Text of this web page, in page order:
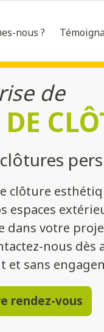
nous ?
de
clôture
espaces
dans votre
nous
et sans
rendez-vous